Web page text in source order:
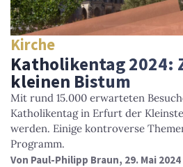
Kirche
Katholikentag 2024:
kleinen Bistum
Mit rund 15.000 erwarteten
Katholikentag in Erfurt der
werden. Einige kontroverse
Programm.
Von Paul-Philipp Braun, 29. Mai 2024